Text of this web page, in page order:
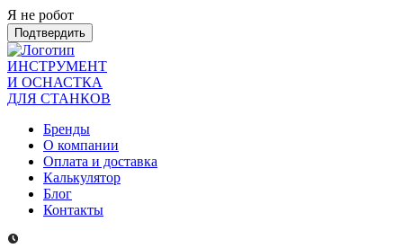
Я не робот
Подтвердить
ИНСТРУМЕНТ
И ОСНАСТКА
ДЛЯ СТАНКОВ
Бренды
О компании
Оплата и доставка
Калькулятор
Блог
Контакты